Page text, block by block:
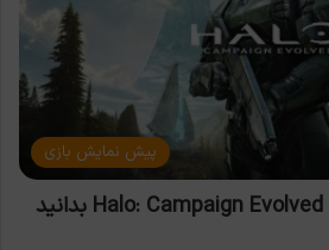
پیش نمایش بازی